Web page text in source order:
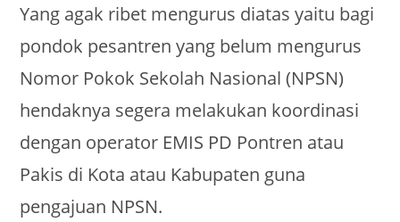
Yang agak ribet mengurus diatas yaitu bagi
pondok pesantren yang belum mengurus
Nomor Pokok Sekolah Nasional (NPSN)
hendaknya segera melakukan koordinasi
dengan operator EMIS PD Pontren atau
Pakis di Kota atau Kabupaten guna
pengajuan NPSN.